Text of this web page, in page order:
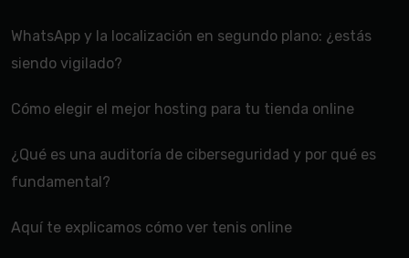
WhatsApp y la localización en segundo plano: ¿estás
siendo vigilado?
Cómo elegir el mejor hosting para tu tienda online
¿Qué es una auditoría de ciberseguridad y por qué es
fundamental?
Aquí te explicamos cómo ver tenis online